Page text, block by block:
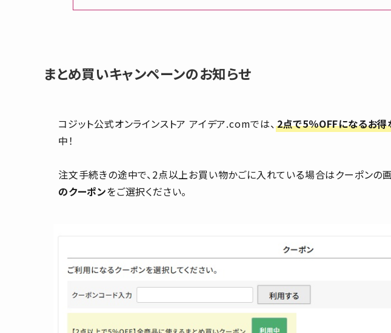
特定商取引法について
まとめ買いキャンペーンのお知らせ
コジット公式オンラインストア アイデア.comでは、 2点で5％OFFになるお得
中！
注文手続きの途中で、2点以上お買い物かごに入れている場合はクーポンの
のクーポンをご選択ください。